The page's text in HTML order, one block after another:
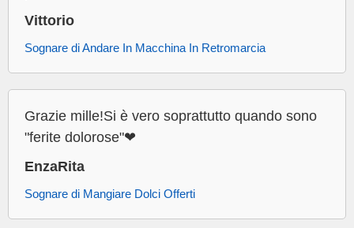
Vittorio
Sognare di Andare In Macchina In Retromarcia
Grazie mille!Si è vero soprattutto quando sono
"ferite dolorose"❤
EnzaRita
Sognare di Mangiare Dolci Offerti